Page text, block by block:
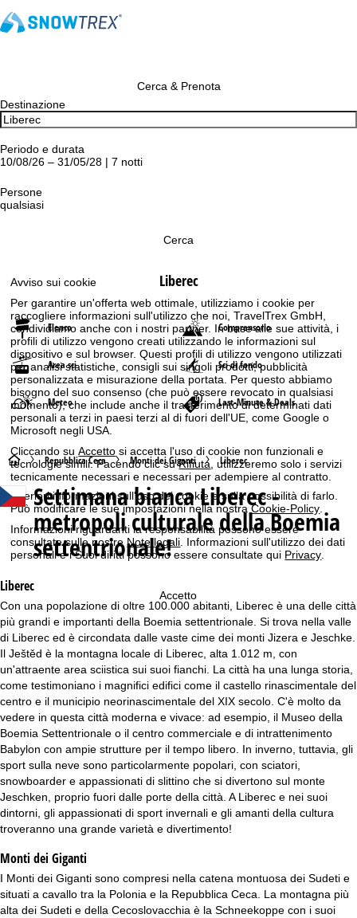
Avviso sui cookie
Per garantire un'offerta web ottimale, utilizziamo i cookie per
raccogliere informazioni sull'utilizzo che noi, TravelTrex GmbH,
condividiamo anche con i nostri partner. In base alle sue attività, i
profili di utilizzo vengono creati utilizzando le informazioni sul
dispositivo e sul browser. Questi profili di utilizzo vengono utilizzati
per analisi statistiche, consigli sui singoli prodotti, pubblicità
personalizzata e misurazione della portata. Per questo abbiamo
bisogno del suo consenso (che può essere revocato in qualsiasi
momento), che include anche il trasferimento di determinati dati
personali a terzi in paesi terzi al di fuori dell'UE, come Google o
Microsoft negli USA.
Cliccando suAccetto si accetta l'uso di cookie non funzionali e
tecnologie simili. Facendo clic suRifiuta , utilizzeremo solo i servizi
tecnicamente necessari e necessari per adempiere al contratto.
Ulteriori informazioni sull'uso dei cookie e sulla possibilità di farlo.
Può modificare le sue impostazioni nella nostraCookie-Policy
Informazioni riguardanti la responsabilità possono essere
consultate sulle nostreNote legali . Informazioni sull'utilizzo dei dati
personali e i Suoi diritti possono essere consultate qui Privacy
Accetto
Cerca & Prenota
Destinazione
Periodo e durata
10/08/26 – 31/05/28 | 7 notti
Persone
qualsiasi
Cerca
Liberec
Elenco Comprensorio
Area sci Sci di fondo
Meteo Last-Minute & Deals
H
o
m
e
p
a
g
e
Repubblica Ceca Monti dei Giganti Liberec
Settimana biancaLiberec -
metropoli culturale della Boemia
settentrionale!
Liberec
Con una popolazione di oltre 100.000 abitanti, Liberec è una delle città
più grandi e importanti della Boemia settentrionale. Si trova nella valle
di Liberec ed è circondata dalle vaste cime dei monti Jizera e Jeschke.
Il Ještěd è la montagna locale di Liberec, alta 1.012 m, con
un'attraente area sciistica sui suoi fianchi. La città ha una lunga storia,
come testimoniano i magnifici edifici come il castello rinascimentale del
centro e il municipio neorinascimentale del XIX secolo. C'è molto da
vedere in questa città moderna e vivace: ad esempio, il Museo della
Boemia Settentrionale o il centro commerciale e di intrattenimento
Babylon con ampie strutture per il tempo libero. In inverno, tuttavia, gli
sport sulla neve sono particolarmente popolari, con sciatori,
snowboarder e appassionati di slittino che si divertono sul monte
Jeschken, proprio fuori dalle porte della città. A Liberec e nei suoi
dintorni, gli appassionati di sport invernali e gli amanti della cultura
troveranno una grande varietà e divertimento!
Monti dei Giganti
I Monti dei Giganti sono compresi nella catena montuosa dei Sudeti e
situati a cavallo tra la Polonia e la Repubblica Ceca. La montagna più
alta dei Sudeti e della Cecoslovacchia è la Schneekoppe con i suoi